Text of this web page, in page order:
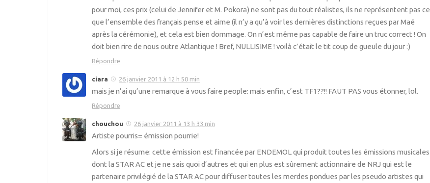
pour moi, ces prix (celui de Jennifer et M. Pokora) ne sont pas du tout réalistes, ils ne représentent pas ce
que l’ensemble des français pense et aime (il n’y a qu’à voir les dernières distinctions reçues par Maé
après la cérémonie), et cela est bien dommage. On n’est même pas capable de faire un truc correct ! On
doit bien rire de nous outre Atlantique ! Bref, NULLISIME ! voilà c’était le tit coup de gueule du jour :)
Répondre
ciara 26 janvier 2011 à 12 h 50 min
mais je n’ai qu’une remarque à vous faire people: mais enfin, c’est TF1??!! FAUT PAS vous étonner, lol.
Répondre
chouchou 26 janvier 2011 à 13 h 33 min
Artiste pourris= émission pourrie!
Alors si je résume: cette émission est financée par ENDEMOL qui produit toutes les émissions musicales
dont la STAR AC et je ne sais quoi d’autres et qui en plus est sûrement actionnaire de NRJ qui est le
partenaire privilégié de la STAR AC pour diffuser toutes les merdes pondues par les pseudo artistes qui